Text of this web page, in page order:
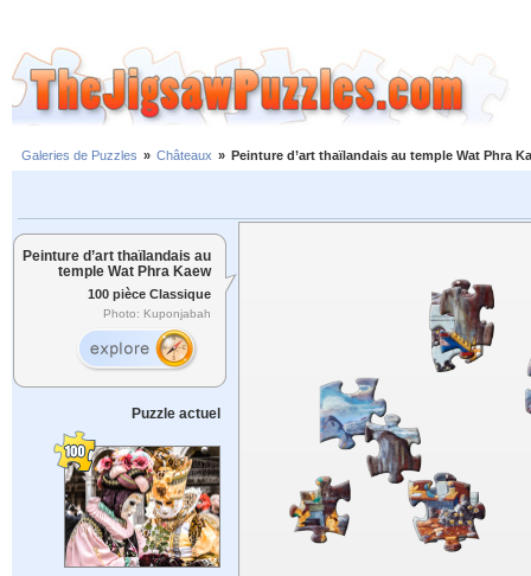
Galeries de Puzzles » Châteaux » Peinture d’art thaïlandais au temple Wat Phra
Peinture d’art thaïlandais au
temple Wat Phra Kaew
100 pièce Classique
Photo: Kuponjabah
Puzzle actuel